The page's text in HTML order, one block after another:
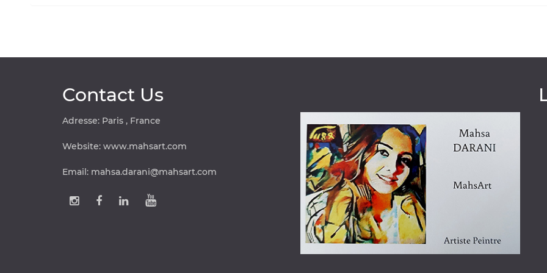
Contact Us
Adresse: Paris , France
Website: www.mahsart.com
Email: mahsa.darani@mahsart.com